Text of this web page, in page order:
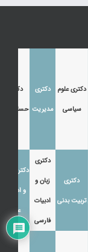
دکتری علوم
سیاسی
دکتری
مدیریت
دکتری
حسابداری
دکتری
تربیت بدنی
دکتری
زبان و
ادبیات
فارسی
دکتری زبان
و ادبیات
عرب